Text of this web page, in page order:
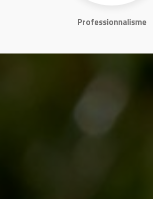
Professionnalisme